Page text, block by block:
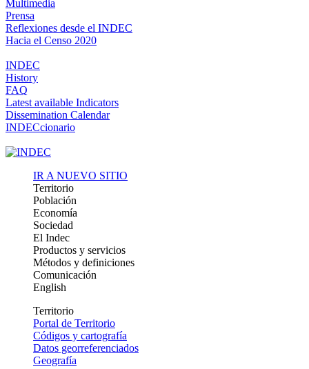
Multimedia
Prensa
Reflexiones desde el INDEC
Hacia el Censo 2020
INDEC
History
FAQ
Latest available Indicators
Dissemination Calendar
INDECcionario
IR A NUEVO SITIO
Territorio
Población
Economía
Sociedad
El Indec
Productos y servicios
Métodos y definiciones
Comunicación
English
Territorio
Portal de Territorio
Códigos y cartografía
Datos georreferenciados
Geografía